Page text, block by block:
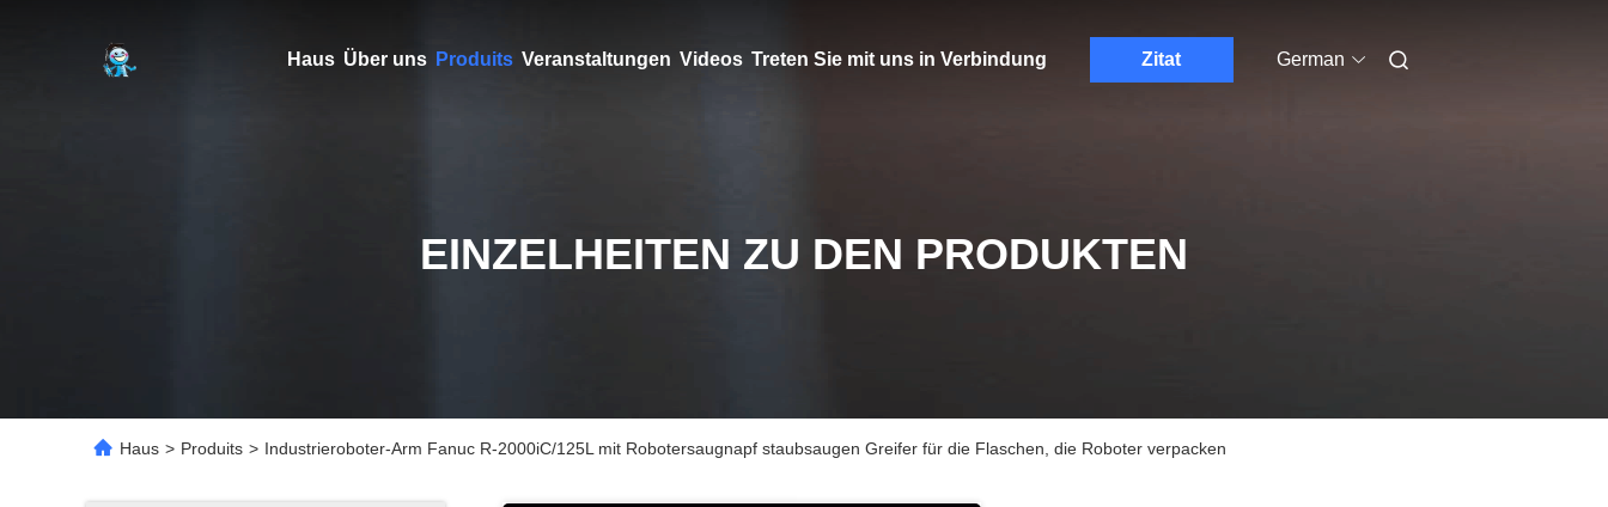
Haus Über uns Produits Veranstaltungen Videos Treten Sie mit uns in Verbindung Zitat German
EINZELHEITEN ZU DEN PRODUKTEN
Haus > Produits > Industrieroboter-Arm Fanuc R-2000iC/125L mit Robotersaugnapf staubsaugen Greifer für die Flaschen, die Roboter verpacken